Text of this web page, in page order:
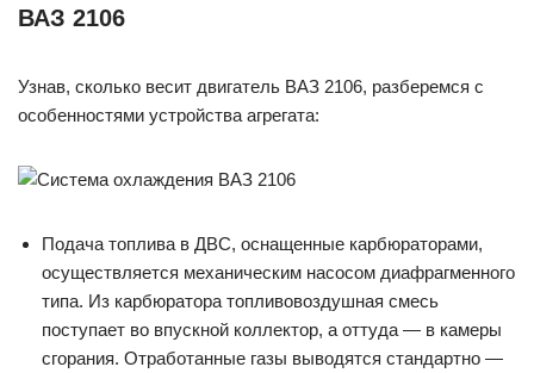
ВАЗ 2106
Узнав, сколько весит двигатель ВАЗ 2106, разберемся с
особенностями устройства агрегата:
Подача топлива в ДВС, оснащенные карбюраторами,
осуществляется механическим насосом диафрагменного
типа. Из карбюратора топливовоздушная смесь
поступает во впускной коллектор, а оттуда — в камеры
сгорания. Отработанные газы выводятся стандартно —